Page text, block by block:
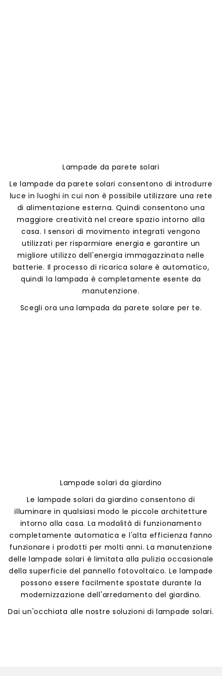
Lampade da parete solari
Le lampade da parete solari consentono di introdurre
luce in luoghi in cui non è possibile utilizzare una rete
di alimentazione esterna. Quindi consentono una
maggiore creatività nel creare spazio intorno alla
casa. I sensori di movimento integrati vengono
utilizzati per risparmiare energia e garantire un
migliore utilizzo dell'energia immagazzinata nelle
batterie. Il processo di ricarica solare è automatico,
quindi la lampada è completamente esente da
manutenzione.
Scegli ora una lampada da parete solare per te.
Lampade solari da giardino
Le lampade solari da giardino consentono di
illuminare in qualsiasi modo le piccole architetture
intorno alla casa. La modalità di funzionamento
completamente automatica e l'alta efficienza fanno
funzionare i prodotti per molti anni. La manutenzione
delle lampade solari è limitata alla pulizia occasionale
della superficie del pannello fotovoltaico. Le lampade
possono essere facilmente spostate durante la
modernizzazione dell'arredamento del giardino.
Dai un'occhiata alle nostre soluzioni di lampade solari.